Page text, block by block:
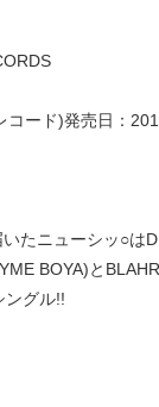
コード)発売日：
たニューシッ○は
BOYA)と
ングル!!